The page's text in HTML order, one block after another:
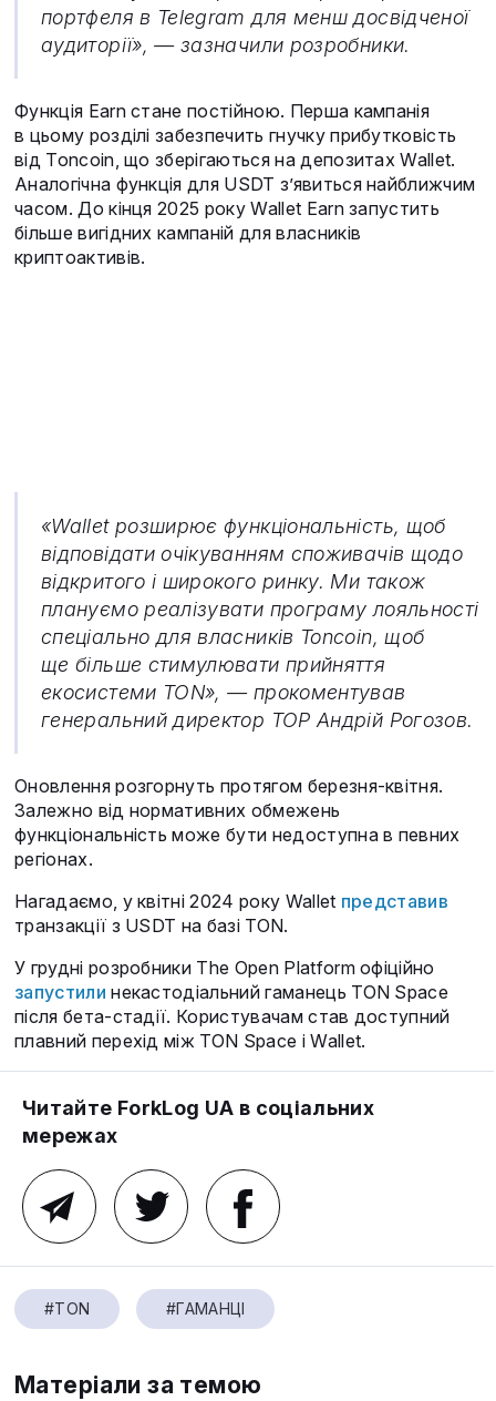
портфеля в Telegram для менш досвідченої
аудиторії», — зазначили розробники.
Функція Earn стане постійною. Перша кампанія
в цьому розділі забезпечить гнучку прибутковість
від Toncoin, що зберігаються на депозитах Wallet.
Аналогічна функція для USDT з’явиться найближчим
часом. До кінця 2025 року Wallet Earn запустить
більше вигідних кампаній для власників
криптоактивів.
«Wallet розширює функціональність, щоб
відповідати очікуванням споживачів щодо
відкритого і широкого ринку. Ми також
плануємо реалізувати програму лояльності
спеціально для власників Toncoin, щоб
ще більше стимулювати прийняття
екосистеми TON», — прокоментував
генеральний директор TOP Андрій Рогозов.
Оновлення розгорнуть протягом березня-квітня.
Залежно від нормативних обмежень
функціональність може бути недоступна в певних
регіонах.
Нагадаємо, у квітні 2024 року Wallet представив
транзакції з USDT на базі TON.
У грудні розробники The Open Platform офіційно
запустили некастодіальний гаманець TON Space
після бета-стадії. Користувачам став доступний
плавний перехід між TON Space і Wallet.
Читайте ForkLog UA в соціальних
мережах
#TON #ГАМАНЦІ
Матеріали за темою